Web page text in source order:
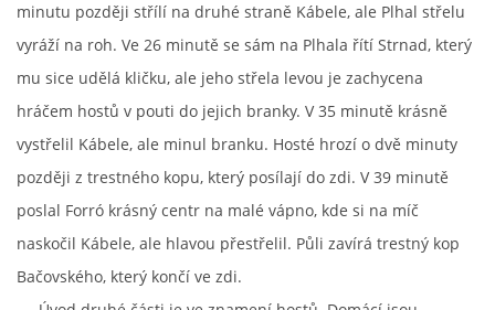
PODPORUJÍ NÁŠ KLUB
ARCHÍV
DOTACE
minutu později střílí na druhé straně Kábele, ale Plhal střelu
vyráží na roh. Ve 26 minutě se sám na Plhala řítí Strnad, který
mu sice udělá kličku, ale jeho střela levou je zachycena
hráčem hostů v pouti do jejich branky. V 35 minutě krásně
vystřelil Kábele, ale minul branku. Hosté hrozí o dvě minuty
později z trestného kopu, který posílají do zdi. V 39 minutě
poslal Forró krásný centr na malé vápno, kde si na míč
naskočil Kábele, ale hlavou přestřelil. Půli zavírá trestný kop
Bačovského, který končí ve zdi.